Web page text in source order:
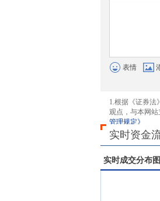
表情
1.根据《证券法
观点，与本网站
管理规定》
实时资金
实时成交分布图